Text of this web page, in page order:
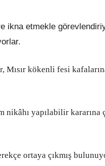
ikna etmekle
kökenli fesi
yapılabilir kararına
ortaya çıkmış